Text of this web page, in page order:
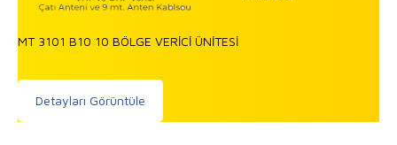
MT 3101 B10 10 BÖLGE VERİCİ ÜNİTESİ
Detayları Görüntüle